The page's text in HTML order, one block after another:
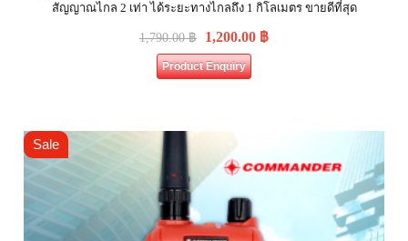
สัญญาณไกล 2 เท่า ได้ระยะทางไกลถึง 1 กิโลเมตร ขายดีที่สุด
1,790.00฿ 1,200.00 ฿
Product Enquiry
Sale